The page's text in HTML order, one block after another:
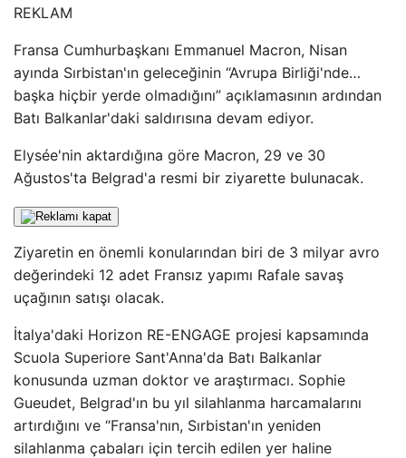
REKLAM
Fransa Cumhurbaşkanı Emmanuel Macron, Nisan
ayında Sırbistan'ın geleceğinin “Avrupa Birliği'nde…
başka hiçbir yerde olmadığını” açıklamasının ardından
Batı Balkanlar'daki saldırısına devam ediyor.
Elysée'nin aktardığına göre Macron, 29 ve 30
Ağustos'ta Belgrad'a resmi bir ziyarette bulunacak.
Ziyaretin en önemli konularından biri de 3 milyar avro
değerindeki 12 adet Fransız yapımı Rafale savaş
uçağının satışı olacak.
İtalya'daki Horizon RE-ENGAGE projesi kapsamında
Scuola Superiore Sant'Anna'da Batı Balkanlar
konusunda uzman doktor ve araştırmacı. Sophie
Gueudet, Belgrad'ın bu yıl silahlanma harcamalarını
artırdığını ve “Fransa'nın, Sırbistan'ın yeniden
silahlanma çabaları için tercih edilen yer haline